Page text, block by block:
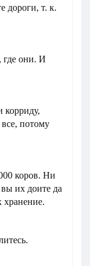
дороги, т. к.
где они. И
корриду,
потому
коров. Ни
их доите да
хранение.